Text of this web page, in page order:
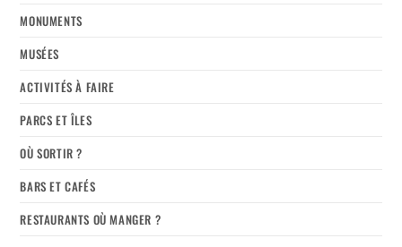
MONUMENTS
MUSÉES
ACTIVITÉS À FAIRE
PARCS ET ÎLES
OÙ SORTIR ?
BARS ET CAFÉS
RESTAURANTS OÙ MANGER ?